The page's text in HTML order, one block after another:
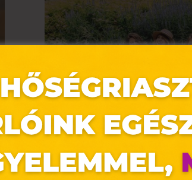
7 DOLOG AMIT A
BARÁTTAL